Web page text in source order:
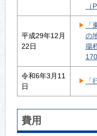
（
平成29年12月
22日
の
揚
令和6年3月11
日
費用